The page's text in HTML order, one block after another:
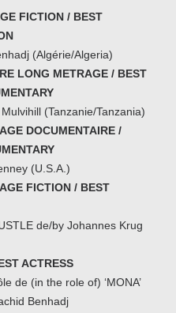
FICTION / BEST
(Algérie/Algeria)
LONG METRAGE / BEST
(Tanzanie/Tanzania)
DOCUMENTAIRE /
(U.S.A.)
FICTION / BEST
de/by Johannes Krug
ACTRESS
de (in the role of) ‘MONA’
Benhadj